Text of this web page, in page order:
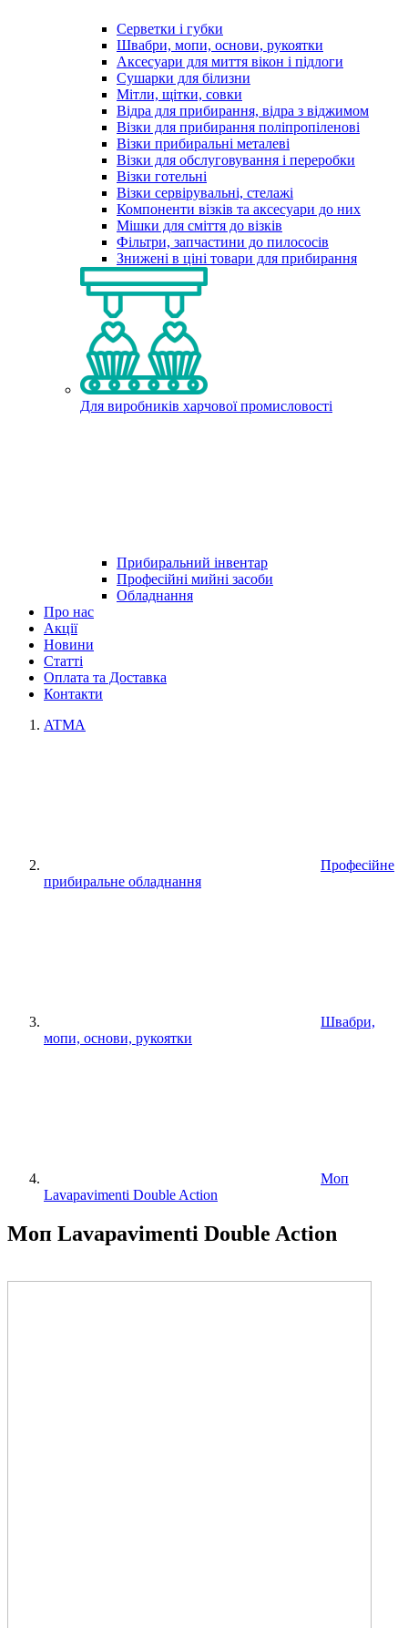
Серветки і губки
Швабри, мопи, основи, рукоятки
Аксесуари для миття вікон і підлоги
Сушарки для білизни
Мітли, щітки, совки
Відра для прибирання, відра з віджимом
Візки для прибирання поліпропіленові
Візки прибиральні металеві
Візки для обслуговування і переробки
Візки готельні
Візки сервірувальні, стелажі
Компоненти візків та аксесуари до них
Мішки для сміття до візків
Фільтри, запчастини до пилососів
Знижені в ціні товари для прибирання
Для виробників харчової промисловості
Прибиральний інвентар
Професійні мийні засоби
Обладнання
Про нас
Акції
Новини
Статті
Оплата та Доставка
Контакти
ATMA
Професійне
прибиральне обладнання
Швабри,
мопи, основи, рукоятки
Моп
Lavapavimenti Double Action
Моп Lavapavimenti Double Action